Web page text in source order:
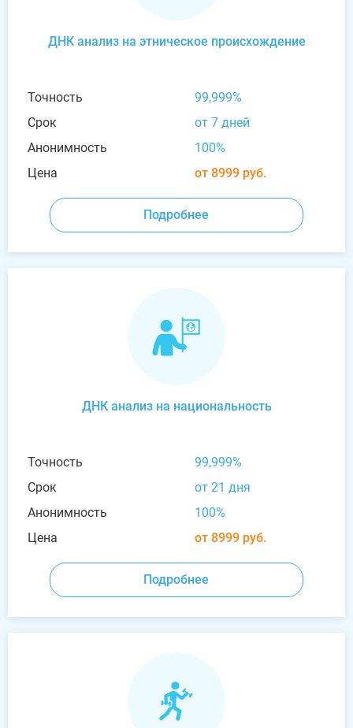
ДНК анализ на этническое происхождение
Точность
99,999%
Срок
от 7 дней
Анонимность
100%
Цена
от 8999 руб.
Подробнее
ДНК анализ на национальность
Точность
99,999%
Срок
от 21 дня
Анонимность
100%
Цена
от 8999 руб.
Подробнее